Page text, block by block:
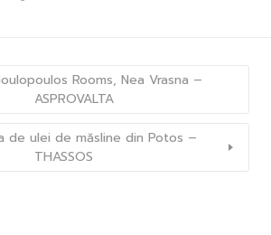
Rooms, Nea Vrasna –
ASPROVALTA
de ulei de măsline din Potos –
THASSOS